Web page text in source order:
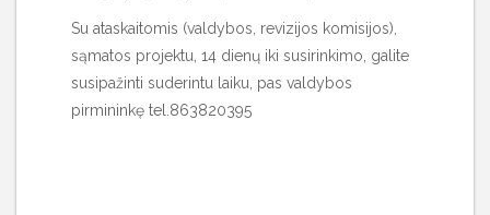
Su ataskaitomis (valdybos, revizijos komisijos),
sąmatos projektu, 14 dienų iki susirinkimo, galite
susipažinti suderintu laiku, pas valdybos
pirmininkę tel.863820395